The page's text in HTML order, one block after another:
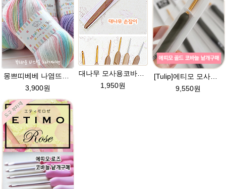
몽쁘띠베베 나염뜨개실 유아 뜨개질실 손뜨개 그라데이션 털실
3,900원
1,950원
[Tulip]에티모 모사용 코바늘 골드 낱개구매 /수입명품 코바늘/튤립 코바늘/코바늘/손뜨개 100%정품 일본수입수입코바늘가격파괴 /에띠모 골드 모사용 코바늘
9,550원